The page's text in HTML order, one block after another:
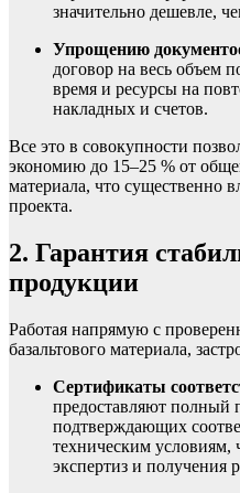
значительно дешевле,
Упрощению
договор на весь объем
время и ресурсы на
накладных и счетов.
Все это в совокупности
экономию до 15–25 % от
материала, что существенно
проекта.
2. Гарантия
продукции
Работая напрямую с
базальтового материала,
Сертификаты
предоставляют полный
подтверждающих
техническим условиям,
экспертиз и получения